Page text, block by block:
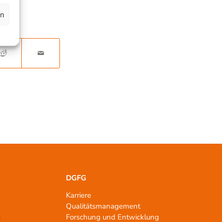
DGFG
Karriere
Qualitätsmanagement
Forschung und Entwicklung